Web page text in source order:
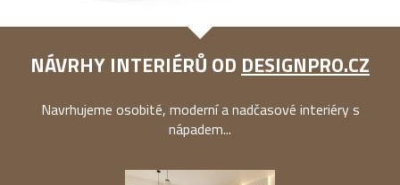
NÁVRHY INTERIÉRŮ OD DESIGNPRO.CZ
Navrhujeme osobité, moderní a nadčasové interiéry s
nápadem...